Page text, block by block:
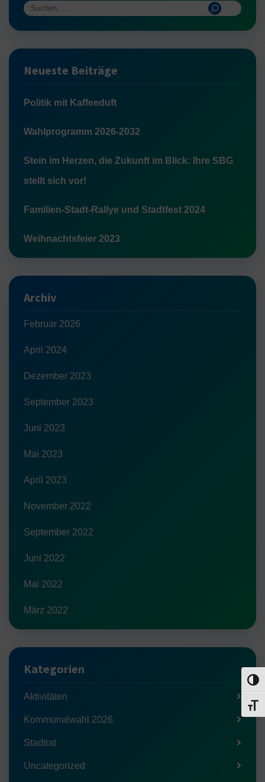
Neueste Beiträge
Politik mit Kaffeeduft
Wahlprogramm 2026-2032
Stein im Herzen, die Zukunft im Blick: Ihre SBG
stellt sich vor!
Familien-Stadt-Rallye und Stadtfest 2024
Weihnachtsfeier 2023
Archiv
Februar 2026
April 2024
Dezember 2023
September 2023
Juni 2023
Mai 2023
April 2023
November 2022
September 2022
Juni 2022
Mai 2022
März 2022
Kategorien
Aktivitäten
Kommunalwahl 2026
Stadtrat
Uncategorized